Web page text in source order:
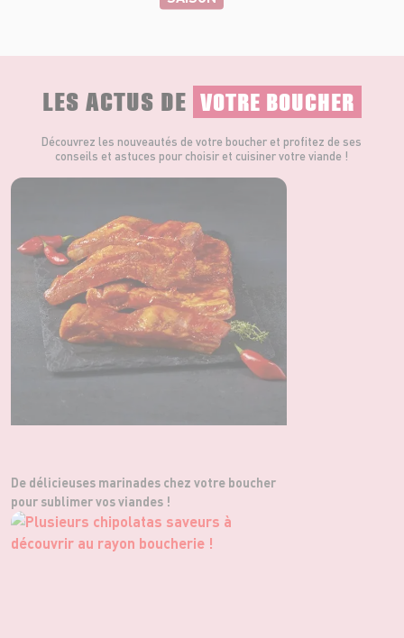
LES ACTUS DE VOTRE BOUCHER
Découvrez les nouveautés de votre boucher et profitez de ses
conseils et astuces pour choisir et cuisiner votre viande !
De délicieuses marinades chez votre boucher
pour sublimer vos viandes !